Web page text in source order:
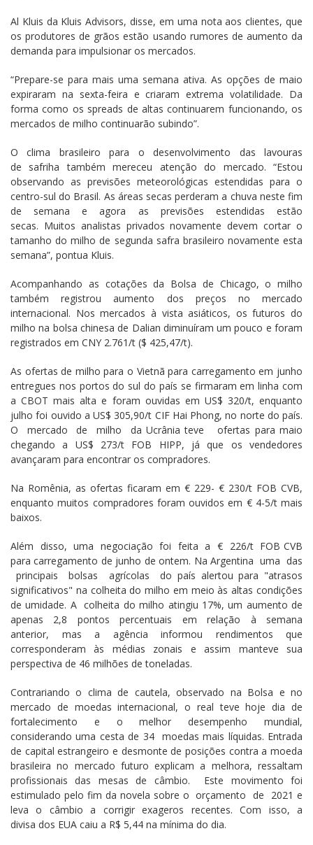
Al Kluis da Kluis Advisors, disse, em uma nota aos clientes, que
os produtores de grãos estão usando rumores de aumento da
demanda para impulsionar os mercados.
“Prepare-se para mais uma semana ativa. As opções de maio
expiraram na sexta-feira e criaram extrema volatilidade. Da
forma como os spreads de altas continuarem funcionando, os
mercados de milho continuarão subindo”.
O clima brasileiro para o desenvolvimento das lavouras
de safriha também mereceu atenção do mercado. “Estou
observando as previsões meteorológicas estendidas para o
centro-sul do Brasil. As áreas secas perderam a chuva neste fim
de semana e agora as previsões estendidas estão
secas. Muitos analistas privados novamente devem cortar o
tamanho do milho de segunda safra brasileiro novamente esta
semana”, pontua Kluis.
Acompanhando as cotações da Bolsa de Chicago, o milho
também registrou aumento dos preços no mercado
internacional. Nos mercados à vista asiáticos, os futuros do
milho na bolsa chinesa de Dalian diminuíram um pouco e foram
registrados em CNY 2.761/t ($ 425,47/t).
As ofertas de milho para o Vietnã para carregamento em junho
entregues nos portos do sul do país se firmaram em linha com
a CBOT mais alta e foram ouvidas em US$ 320/t, enquanto
julho foi ouvido a US$ 305,90/t CIF Hai Phong, no norte do país.
O mercado de milho da Ucrânia teve ofertas para maio
chegando a US$ 273/t FOB HIPP, já que os vendedores
avançaram para encontrar os compradores.
Na Romênia, as ofertas ficaram em € 229- € 230/t FOB CVB,
enquanto muitos compradores foram ouvidos em € 4-5/t mais
baixos.
Além disso, uma negociação foi feita a € 226/t FOB CVB
para carregamento de junho de ontem. Na Argentina uma das
principais bolsas agrícolas do país alertou para "atrasos
significativos" na colheita do milho em meio às altas condições
de umidade. A colheita do milho atingiu 17%, um aumento de
apenas 2,8 pontos percentuais em relação à semana
anterior, mas a agência informou rendimentos que
corresponderam às médias zonais e assim manteve sua
perspectiva de 46 milhões de toneladas.
Contrariando o clima de cautela, observado na Bolsa e no
mercado de moedas internacional, o real teve hoje dia de
fortalecimento e o melhor desempenho mundial,
considerando uma cesta de 34 moedas mais líquidas. Entrada
de capital estrangeiro e desmonte de posições contra a moeda
brasileira no mercado futuro explicam a melhora, ressaltam
profissionais das mesas de câmbio. Este movimento foi
estimulado pelo fim da novela sobre o orçamento de 2021 e
leva o câmbio a corrigir exageros recentes. Com isso, a
divisa dos EUA caiu a R$ 5,44 na mínima do dia.